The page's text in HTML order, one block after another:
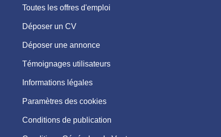
Toutes les offres d'emploi
Déposer un CV
Déposer une annonce
Témoignages utilisateurs
Informations légales
Paramètres des cookies
Conditions de publication